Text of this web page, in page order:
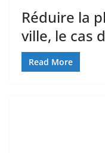
Réduire la
ville, le cas
Read More